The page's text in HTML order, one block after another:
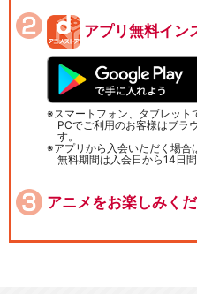
アプリ無料イン
スマートフォン、タブレット
PCでご利用のお客様はブラ
す。
アプリから入会いただく場
無料期間は入会日から14日間
アニメをお楽しみく